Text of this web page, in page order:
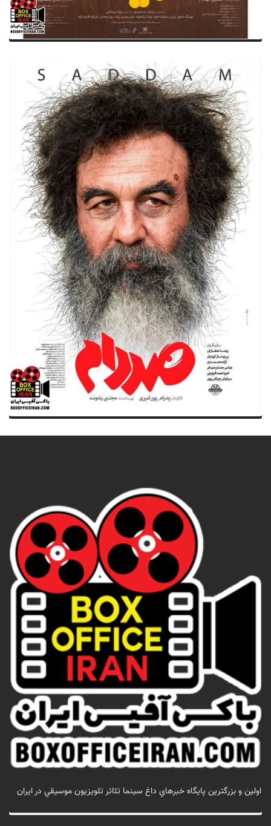
اولين و بزرگترين پايگاه خبرهاي داغ سينما تئاتر تلويزيون موسيقي در ايران